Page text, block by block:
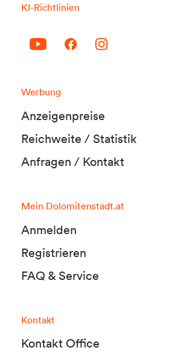
KI-Richtlinien
Werbung
Anzeigenpreise
Reichweite / Statistik
Anfragen / Kontakt
Mein Dolomitenstadt.at
Anmelden
Registrieren
FAQ & Service
Kontakt
Kontakt Office